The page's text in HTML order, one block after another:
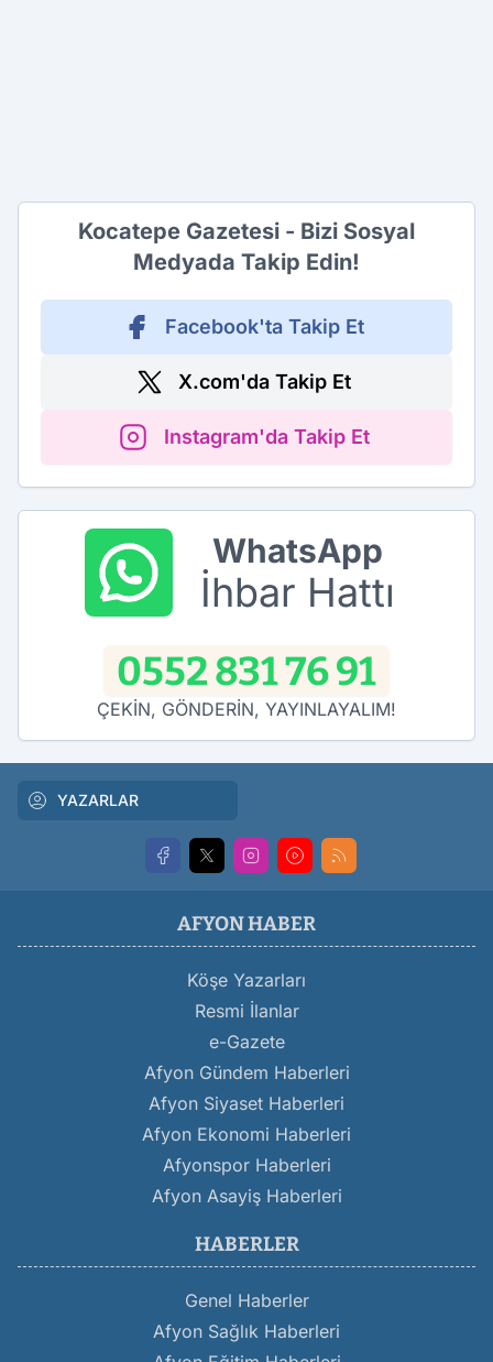
Kocatepe Gazetesi - Bizi Sosyal
Medyada Takip Edin!
Facebook'ta Takip Et
X.com'da Takip Et
Instagram'da Takip Et
WhatsApp
İhbar Hattı
0552 831 76 91
ÇEKİN, GÖNDERİN, YAYINLAYALIM!
YAZARLAR
AFYON HABER
Köşe Yazarları
Resmi İlanlar
e-Gazete
Afyon Gündem Haberleri
Afyon Siyaset Haberleri
Afyon Ekonomi Haberleri
Afyonspor Haberleri
Afyon Asayiş Haberleri
HABERLER
Genel Haberler
Afyon Sağlık Haberleri